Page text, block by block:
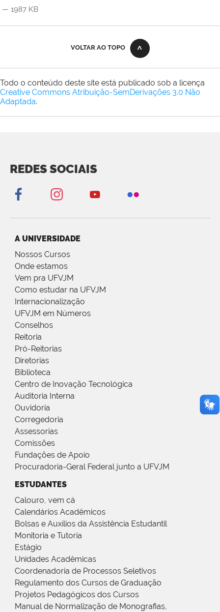
— 1987 KB
VOLTAR AO TOPO
Todo o conteúdo deste site está publicado sob a licença
Creative Commons Atribuição-SemDerivações 3.0 Não
Adaptada.
REDES SOCIAIS
A UNIVERSIDADE
Nossos Cursos
Onde estamos
Vem pra UFVJM
Como estudar na UFVJM
Internacionalização
UFVJM em Números
Conselhos
Reitoria
Pró-Reitorias
Diretorias
Biblioteca
Centro de Inovação Tecnológica
Auditoria Interna
Ouvidoria
Corregedoria
Assessorias
Comissões
Fundações de Apoio
Procuradoria-Geral Federal junto a UFVJM
ESTUDANTES
Calouro, vem cá
Calendários Acadêmicos
Bolsas e Auxílios da Assistência Estudantil
Monitoria e Tutoria
Estágio
Unidades Acadêmicas
Coordenadoria de Processos Seletivos
Regulamento dos Cursos de Graduação
Projetos Pedagógicos dos Cursos
Manual de Normalização de Monografias,